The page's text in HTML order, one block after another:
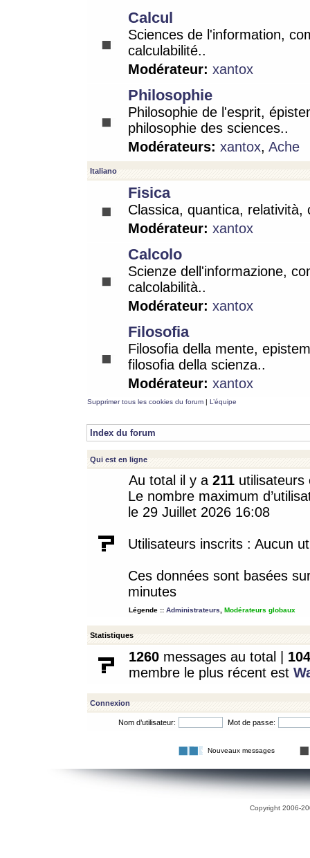
Calcul
Sciences de l'information,
calculabilité..
Modérateur: xantox
Philosophie
Philosophie de l'esprit,
philosophie des sciences..
Modérateurs: xantox, Ache
Italiano
Fisica
Classica, quantica, relatività,
Modérateur: xantox
Calcolo
Scienze dell'informazione,
calcolabilità..
Modérateur: xantox
Filosofia
Filosofia della mente,
filosofia della scienza..
Modérateur: xantox
Supprimer tous les cookies du forum | L’équipe
Index du forum
Qui est en ligne
Au total il y a 211 utilisateurs
Le nombre maximum
le 29 Juillet 2026 16:08
Utilisateurs inscrits : Aucun
Ces données sont basées
minutes
Légende :: Administrateurs Modérateurs globaux
Statistiques
1260 messages au total | 104
membre le plus récent est
Connexion
Nom d’utilisateur: Mot de passe:
Nouveaux messages
Copyright 2006-